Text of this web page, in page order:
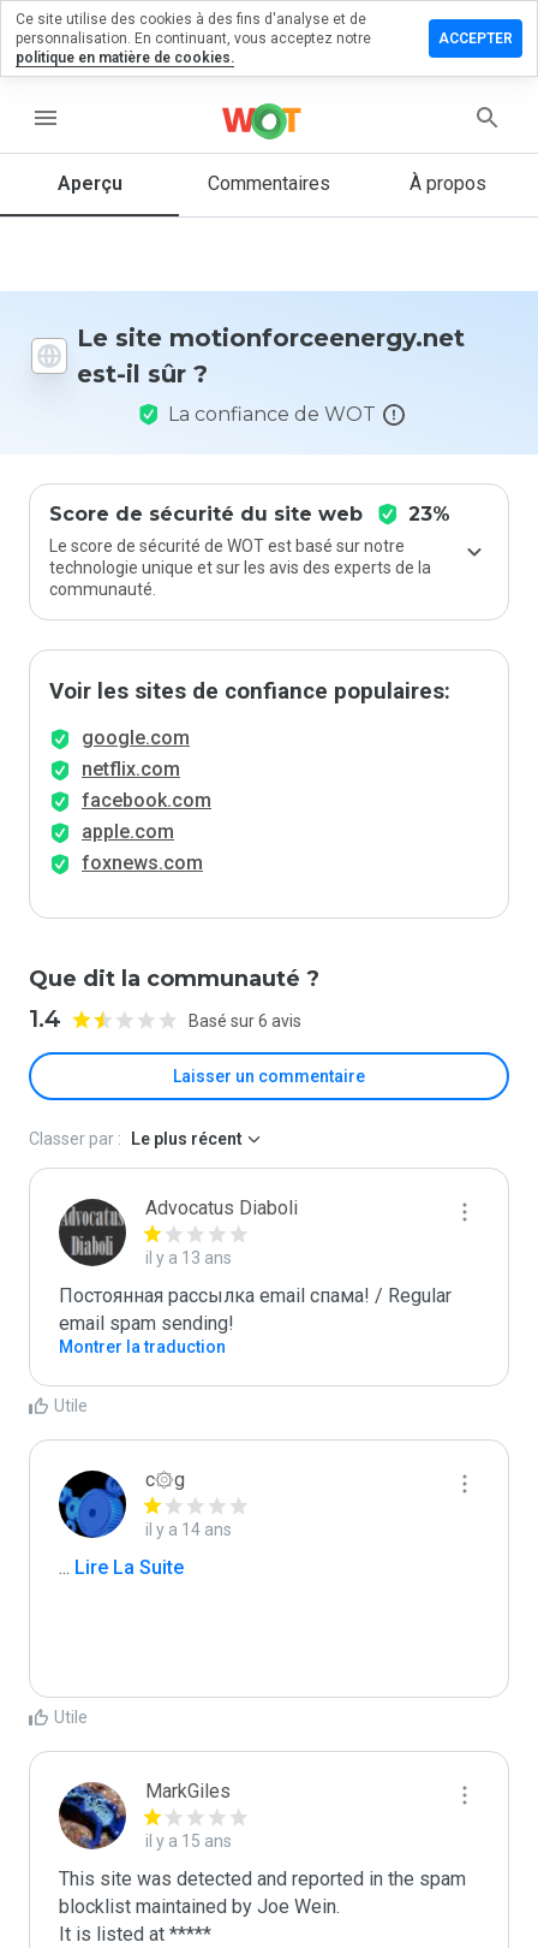
menu
Aperçu Commentaires À propos
Le site motionforceenergy.net
est-il sûr ?
La confiance de WOT
Score de sécurité du site web 23%
Le score de sécurité de WOT est basé sur notre
technologie unique et sur les avis des experts de la
communauté.
Voir les sites de confiance populaires:
google.com
netflix.com
facebook.com
apple.com
foxnews.com
Que dit la communauté ?
1.4 Basé sur 6 avis
Laisser un commentaire
sur
Quelle
donneriez-
Classer par : Le plus récent
Advocatus Diaboli
il y a 13 ans
Постоянная рассылка email спама! / Regular
email spam sending!
Montrer la traduction
Utile
c۞g
il y a 14 ans
... Lire La Suite
Utile
MarkGiles
il y a 15 ans
This site was detected and reported in the spam
blocklist maintained by Joe Wein.
It is listed at *****
Ce site utilise des cookies à des fins d'analyse et de
personnalisation. En continuant, vous acceptez notre
politique en matière de cookies.
ACCEPTER